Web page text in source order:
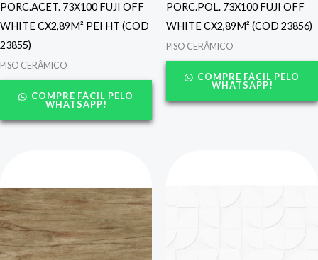
PORC.ACET. 73X100 FUJI OFF
WHITE CX2,89M² PEI HT (COD
23855)
PISO CERÂMICO
COMPRE FÁCIL PELO
WHATSAPP!
PORC.POL. 73X100 FUJI OFF
WHITE CX2,89M² (COD 23856)
PISO CERÂMICO
COMPRE FÁCIL PELO
WHATSAPP!